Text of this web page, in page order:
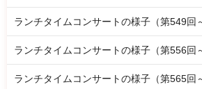
ランチタイムコンサートの様子（第549回
ランチタイムコンサートの様子（第556回
ランチタイムコンサートの様子（第565回